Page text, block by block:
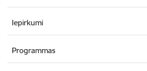
Iepirkumi
Programmas